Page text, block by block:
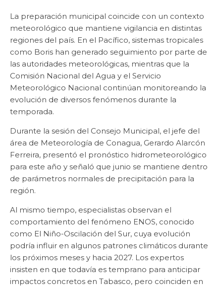
La preparación municipal coincide con un contexto
meteorológico que mantiene vigilancia en distintas
regiones del país. En el Pacífico, sistemas tropicales
como Boris han generado seguimiento por parte de
las autoridades meteorológicas, mientras que la
Comisión Nacional del Agua y el Servicio
Meteorológico Nacional continúan monitoreando la
evolución de diversos fenómenos durante la
temporada.
Durante la sesión del Consejo Municipal, el jefe del
área de Meteorología de Conagua, Gerardo Alarcón
Ferreira, presentó el pronóstico hidrometeorológico
para este año y señaló que junio se mantiene dentro
de parámetros normales de precipitación para la
región.
Al mismo tiempo, especialistas observan el
comportamiento del fenómeno ENOS, conocido
como El Niño-Oscilación del Sur, cuya evolución
podría influir en algunos patrones climáticos durante
los próximos meses y hacia 2027. Los expertos
insisten en que todavía es temprano para anticipar
impactos concretos en Tabasco, pero coinciden en